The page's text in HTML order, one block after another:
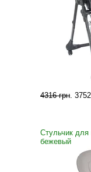
4316 грн.
Стульчик
бежевый